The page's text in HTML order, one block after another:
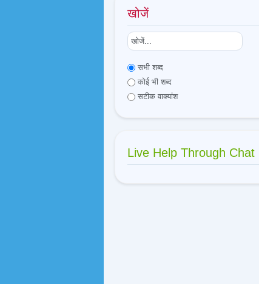
खोजें
सभी शब्द
कोई भी शब्द
सटीक वाक्यांश
Live Help Through Chat